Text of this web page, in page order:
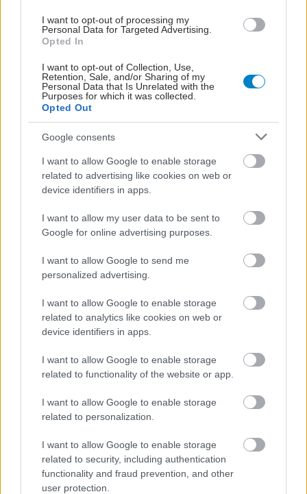
I want to opt-out of processing my
Personal Data for Targeted Advertising.
Opted In
I want to opt-out of Collection, Use,
Retention, Sale, and/or Sharing of my
Personal Data that Is Unrelated with the
Purposes for which it was collected.
Opted Out
Google consents
I want to allow Google to enable storage
related to advertising like cookies on web or
device identifiers in apps.
I want to allow my user data to be sent to
Google for online advertising purposes.
I want to allow Google to send me
personalized advertising.
I want to allow Google to enable storage
related to analytics like cookies on web or
device identifiers in apps.
I want to allow Google to enable storage
related to functionality of the website or app.
I want to allow Google to enable storage
related to personalization.
I want to allow Google to enable storage
related to security, including authentication
functionality and fraud prevention, and other
user protection.
ΜΠΕΙΤΕ ΣΤΗ ΣΥΖΗΤΗΣΗ
Loading...
Προσθήκη Σχολίου
ΣΗΜΕΡΑ ΣΤΟ IATRONET.GR